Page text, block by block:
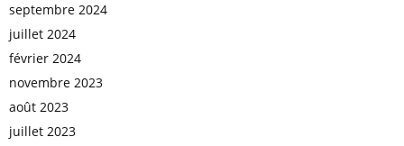
septembre 2024
juillet 2024
février 2024
novembre 2023
août 2023
juillet 2023